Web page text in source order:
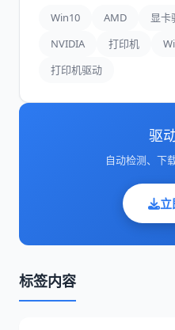
标签内容
Win10 AMD 显卡
NVIDIA
打印机
打印机驱动
驱
自动检测、下
立